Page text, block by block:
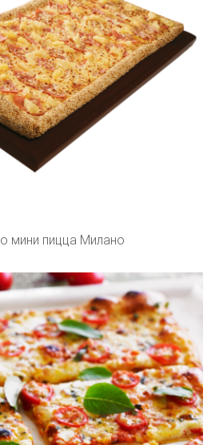
мини пицца Милано